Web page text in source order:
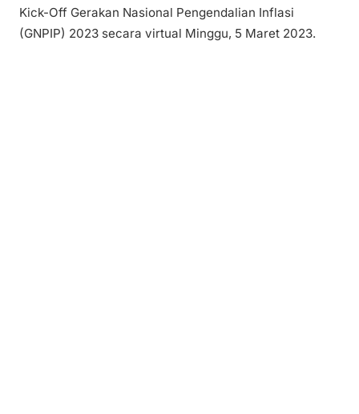
Kick-Off Gerakan Nasional Pengendalian Inflasi
(GNPIP) 2023 secara virtual Minggu, 5 Maret 2023.